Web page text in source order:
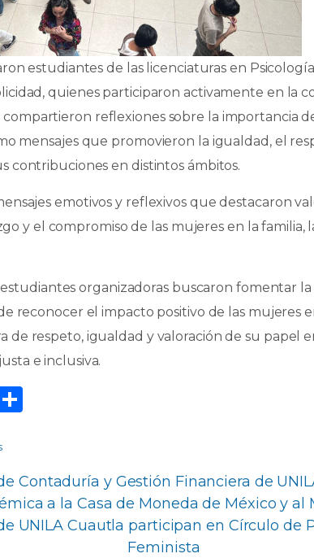
estudiantes de las licenciaturas en
quienes participaron activamente en la
compartieron reflexiones sobre la importancia
mensajes que promovieron la igualdad, el
contribuciones en distintos ámbitos.
emotivos y reflexivos que destacaron
y el compromiso de las mujeres en la familia,
estudiantes organizadoras buscaron fomentar
reconocer el impacto positivo de las mujeres
de respeto, igualdad y valoración de su papel
e inclusiva.
p
ar
ti
Contaduría y Gestión Financiera de
a la Casa de Moneda de México y al
UNILA Cuautla participan en Círculo de
Feminista